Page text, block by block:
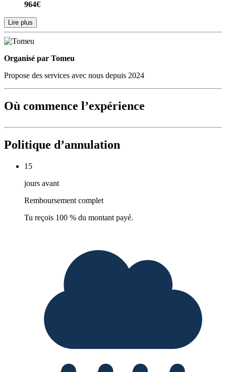
964€
Lire plus
Organisé par
Organisé par Tomeu
Propose des services avec nous depuis 2024
Où commence l’expérience
Politique d’annulation
15
jours avant
Remboursement complet
Tu reçois 100 % du montant payé.